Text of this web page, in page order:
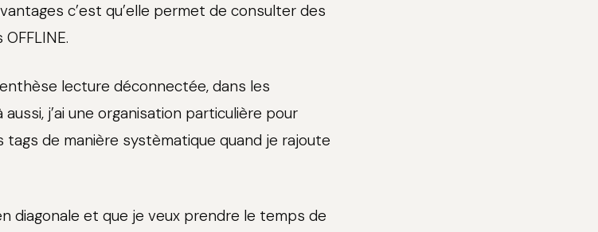
c’est qu’elle permet de consulter des
lecture déconnectée, dans les
j’ai une organisation particulière pour
tags de manière systèmatique quand je rajoute
diagonale et que je veux prendre le temps de